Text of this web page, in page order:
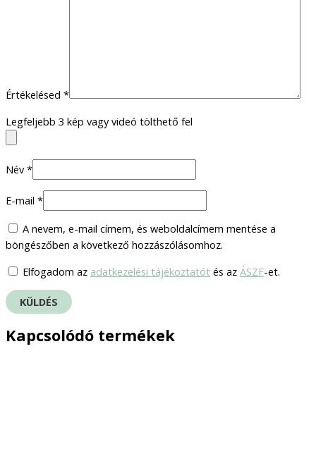
Értékelésed *
Legfeljebb 3 kép vagy videó tölthető fel
Név*
E-mail *
A nevem, e-mail címem, és weboldalcímem mentése a
böngészőben a következő hozzászólásomhoz.
Elfogadom az adatkezelési tájékoztatót és az ÁSZF-et.
Kapcsolódó termékek